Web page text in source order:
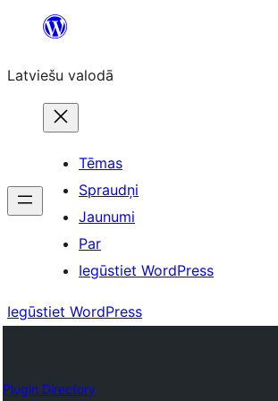
Pāriet
saturu
Latviešu valodā
Tēmas
Spraudņi
Jaunumi
Par
Iegūstiet WordPress
Iegūstiet WordPress
Plugin Directory